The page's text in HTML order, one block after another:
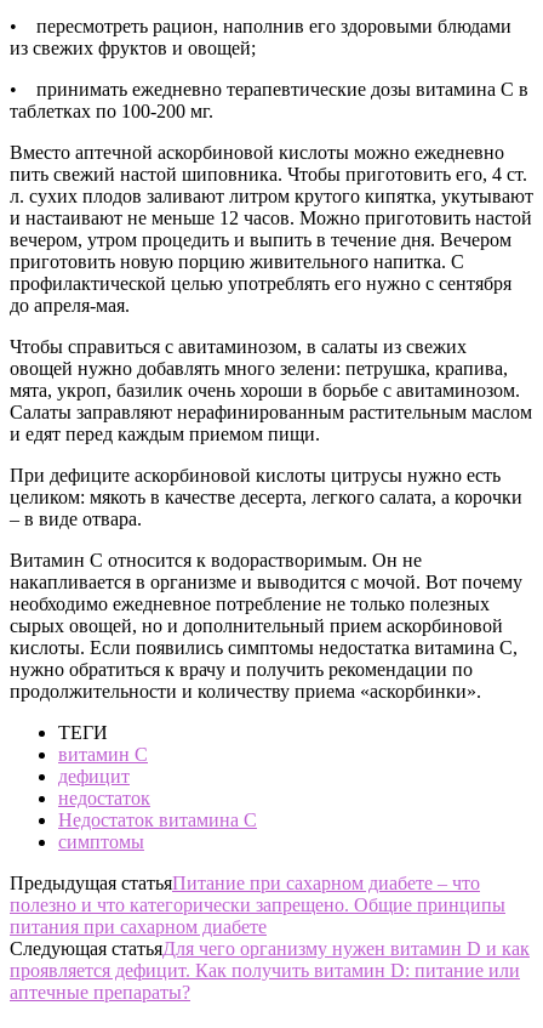
• пересмотреть рацион, наполнив его здоровыми блюдами
из свежих фруктов и овощей;
• принимать ежедневно терапевтические дозы витамина С в
таблетках по 100-200 мг.
Вместо аптечной аскорбиновой кислоты можно ежедневно
пить свежий настой шиповника. Чтобы приготовить его, 4 ст.
л. сухих плодов заливают литром крутого кипятка, укутывают
и настаивают не меньше 12 часов. Можно приготовить настой
вечером, утром процедить и выпить в течение дня. Вечером
приготовить новую порцию живительного напитка. С
профилактической целью употреблять его нужно с сентября
до апреля-мая.
Чтобы справиться с авитаминозом, в салаты из свежих
овощей нужно добавлять много зелени: петрушка, крапива,
мята, укроп, базилик очень хороши в борьбе с авитаминозом.
Салаты заправляют нерафинированным растительным маслом
и едят перед каждым приемом пищи.
При дефиците аскорбиновой кислоты цитрусы нужно есть
целиком: мякоть в качестве десерта, легкого салата, а корочки
– в виде отвара.
Витамин С относится к водорастворимым. Он не
накапливается в организме и выводится с мочой. Вот почему
необходимо ежедневное потребление не только полезных
сырых овощей, но и дополнительный прием аскорбиновой
кислоты. Если появились симптомы недостатка витамина С,
нужно обратиться к врачу и получить рекомендации по
продолжительности и количеству приема «аскорбинки».
ТЕГИ
витамин С
дефицит
недостаток
Недостаток витамина С
симптомы
Предыдущая статьяПитание при сахарном диабете – что
полезно и что категорически запрещено. Общие принципы
питания при сахарном диабете
Следующая статьяДля чего организму нужен витамин D и как
проявляется дефицит. Как получить витамин D: питание или
аптечные препараты?